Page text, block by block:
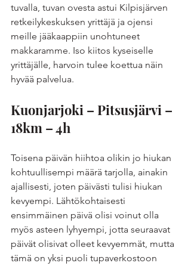
tuvalla, tuvan ovesta astui Kilpisjärven
retkeilykeskuksen yrittäjä ja ojensi
meille jääkaappiin unohtuneet
makkaramme. Iso kiitos kyseiselle
yrittäjälle, harvoin tulee koettua näin
hyvää palvelua.
Kuonjarjoki – Pitsusjärvi –
18km – 4h
Toisena päivän hiihtoa olikin jo hiukan
kohtuullisempi määrä tarjolla, ainakin
ajallisesti, joten päivästi tulisi hiukan
kevyempi. Lähtökohtaisesti
ensimmäinen päivä olisi voinut olla
myös asteen lyhyempi, jotta seuraavat
päivät olisivat olleet kevyemmät, mutta
tämä on yksi puoli tupaverkostoon